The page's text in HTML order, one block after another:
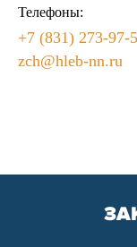
Телефоны:
+7 (831) 273-97-
zch@hleb-nn.ru